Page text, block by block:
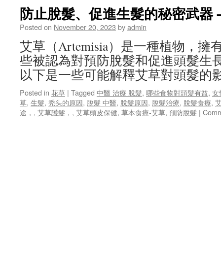
秘
訣！
水
如
何
神
奇
解
決
脫
防止脫髮、促進生髮的秘密武器
Posted on November 20, 2023 byadmin
艾草（Artemisia）是一種植物，擁
些被認為對預防脫髮和促進頭髮生
以下是一些可能解釋艾草對頭髮
Posted in 花草 | Tagged 中醫 治療 脫髮, 哪些食物對頭髮有益, 女
草, 生髮, 秃头的原因, 脫髮 中醫, 脫髮原因, 脫髮治療, 脫髮食療,
途， , 艾草護髮， , 艾草頭皮保健, 草本食療-艾草, 預防脫髮 |